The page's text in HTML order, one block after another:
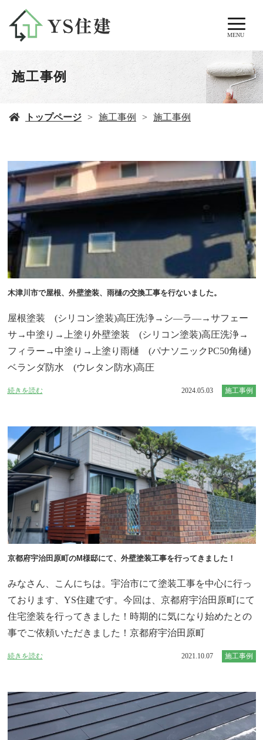
MENU
施工事例
トップページ 施工事例 施工事例
木津川市で屋根、外壁塗装、雨樋の交換工事を行ないました。
屋根塗装 (シリコン塗装)高圧洗浄→シ―ラ―→サフェー
サ→中塗り→上塗り外壁塗装 (シリコン塗装)高圧洗浄→
フィラー→中塗り→上塗り雨樋 (パナソニックPC50角樋)
ベランダ防水 (ウレタン防水)高圧
続きを読む 2024.05.03 施工事例
京都府宇治田原町のM様邸にて、外壁塗装工事を行ってきました！
みなさん、こんにちは。宇治市にて塗装工事を中心に行っ
ております、YS住建です。今回は、京都府宇治田原町にて
住宅塗装を行ってきました！時期的に気になり始めたとの
事でご依頼いただきました！京都府宇治田原町
続きを読む 2021.10.07 施工事例